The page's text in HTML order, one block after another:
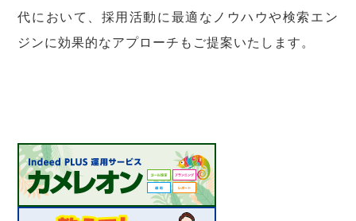
代において、採用活動に最適なノウハウや検索エン
ジンに効果的なアプローチもご提案いたします。